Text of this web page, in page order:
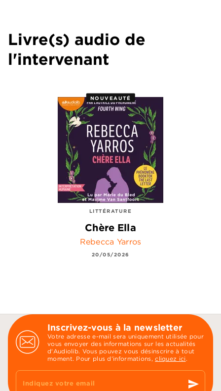
Livre(s) audio de
l'intervenant
NOUVEAUTÉ
LITTÉRATURE
Chère Ella
Rebecca Yarros
20/05/2026
Inscrivez-vous à la newsletter
Votre adresse e-mail sera uniquement utilisée pour
vous envoyer des informations sur les actualités
d'Audiolib. Vous pouvez vous désinscrire à tout
moment. Pour plus d’informations,cliquez ici .
Indiquez votre email send